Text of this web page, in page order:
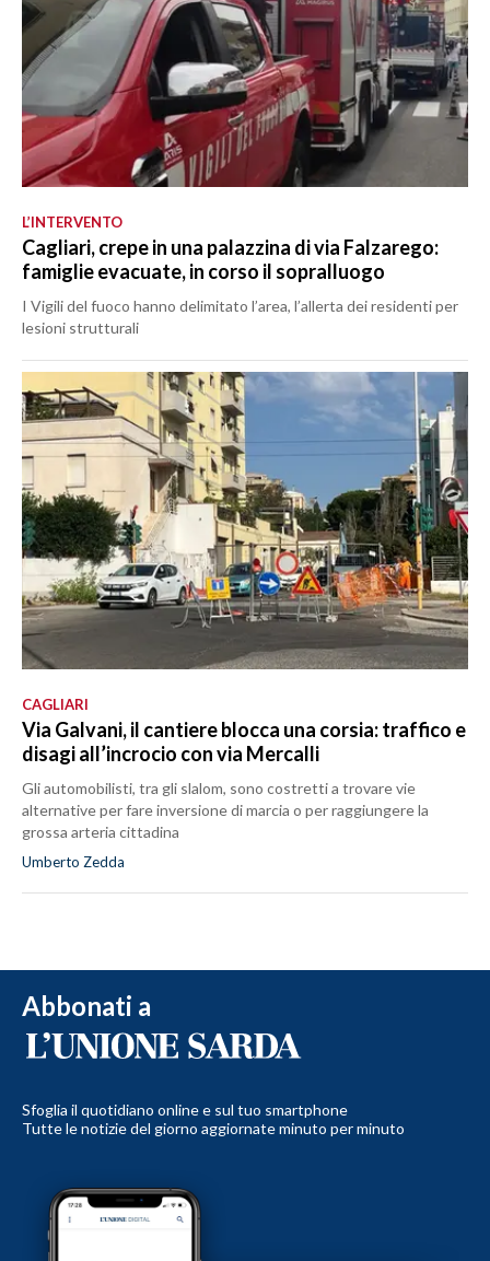
L’INTERVENTO
Cagliari, crepe in una palazzina di via Falzarego:
famiglie evacuate, in corso il sopralluogo
I Vigili del fuoco hanno delimitato l’area, l’allerta dei residenti per
lesioni strutturali
CAGLIARI
Via Galvani, il cantiere blocca una corsia: traffico e
disagi all’incrocio con via Mercalli
Gli automobilisti, tra gli slalom, sono costretti a trovare vie
alternative per fare inversione di marcia o per raggiungere la
grossa arteria cittadina
Umberto Zedda
Abbonati a
Sfoglia il quotidiano online e sul tuo smartphone
Tutte le notizie del giorno aggiornate minuto per minuto